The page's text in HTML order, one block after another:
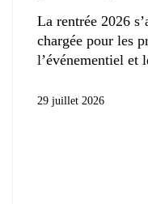
La rentrée 2026
chargée pour les
l’événementiel et
29 juillet 2026